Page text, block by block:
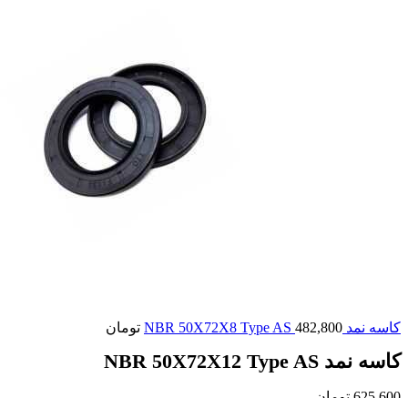
کاسه نمد NBR 50X72X8 Type AS 482,800 تومان
کاسه نمد NBR 50X72X12 Type AS